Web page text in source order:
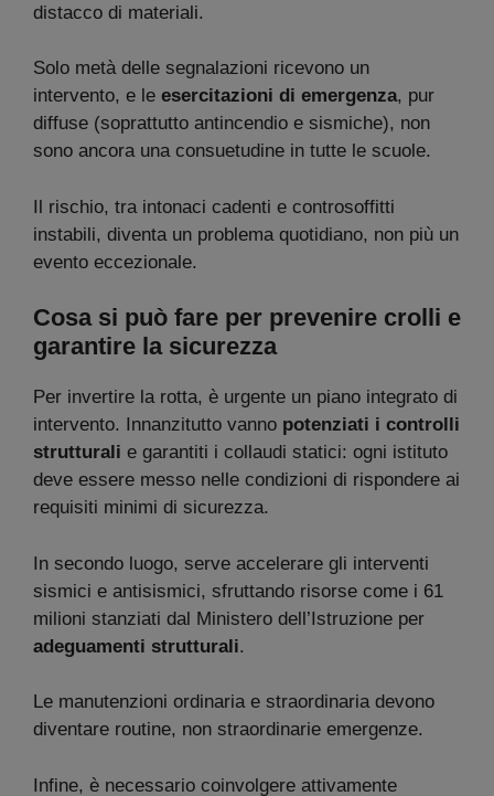
distacco di materiali.
Solo metà delle segnalazioni ricevono un
intervento, e le esercitazioni di emergenza, pur
diffuse (soprattutto antincendio e sismiche), non
sono ancora una consuetudine in tutte le scuole.
Il rischio, tra intonaci cadenti e controsoffitti
instabili, diventa un problema quotidiano, non più un
evento eccezionale.
Cosa si può fare per prevenire crolli e
garantire la sicurezza
Per invertire la rotta, è urgente un piano integrato di
intervento. Innanzitutto vanno potenziati i controlli
strutturali e garantiti i collaudi statici: ogni istituto
deve essere messo nelle condizioni di rispondere ai
requisiti minimi di sicurezza.
In secondo luogo, serve accelerare gli interventi
sismici e antisismici, sfruttando risorse come i 61
milioni stanziati dal Ministero dell’Istruzione per
adeguamenti strutturali.
Le manutenzioni ordinaria e straordinaria devono
diventare routine, non straordinarie emergenze.
Infine, è necessario coinvolgere attivamente